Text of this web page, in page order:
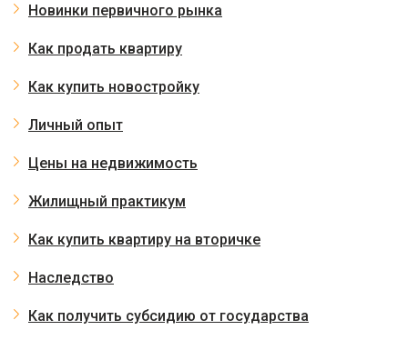
Новинки первичного рынка
Как продать квартиру
Как купить новостройку
Личный опыт
Цены на недвижимость
Жилищный практикум
Как купить квартиру на вторичке
Наследство
Как получить субсидию от государства